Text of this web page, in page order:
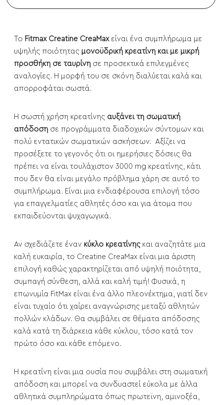
Το Fitmax Creatine CreaMaxείναι ένα συμπλήρωμα με
υψηλής ποιότητας μονοϋδρική κρεατίνη και με μικρή
προσθήκη σε ταυρίνη σε προσεκτικά επιλεγμένες
αναλογίες. Η μορφή του σε σκόνη διαλύεται καλά και
απορροφάται σωστά.
Η σωστή χρήση κρεατίνης αυξάνει τη σωματική
απόδοση σε προγράμματα διαδοχικών σύντομων και
πολύ εντατικών σωματικών ασκήσεων. Αξίζει να
προσέξετε το γεγονός ότι οι ημερήσιες δόσεις θα
πρέπει να είναι τουλάχιστον 3000 mg κρεατίνης, κάτι
που δεν θα είναι μεγάλο πρόβλημα χάρη σε αυτό το
συμπλήρωμα. Είναι μια ενδιαφέρουσα επιλογή τόσο
για επαγγελματίες αθλητές όσο και για άτομα που
εκπαιδεύονται ψυχαγωγικά.
Αν σχεδιάζετε έναν κύκλο κρεατίνηςκαι αναζητάτε μια
καλή ευκαιρία, το Creatine CreaMax είναι μια άριστη
επιλογή καθώς χαρακτηρίζεται από υψηλή ποιότητα,
συμπαγή σύνθεση, αλλά και καλή τιμή! Φυσικά, η
επωνυμία FitMax είναι ένα άλλο πλεονέκτημα, γιατί δεν
είναι τυχαίο ότι χαίρει αναγνώρισης μεταξύ αθλητών
πολλών κλάδων. Θα συμβάλει σε θέματα απόδοσης
καλά κατά τη διάρκεια κάθε κύκλου, τόσο κατά τον
πρώτο όσο και κάθε επόμενο.
Η κρεατίνη είναι μια ουσία που συμβάλει στη σωματική
απόδοση και μπορεί να συνδυαστεί εύκολα με άλλα
αθλητικά συμπληρώματα όπως πρωτεϊνη, αμινοξέα,